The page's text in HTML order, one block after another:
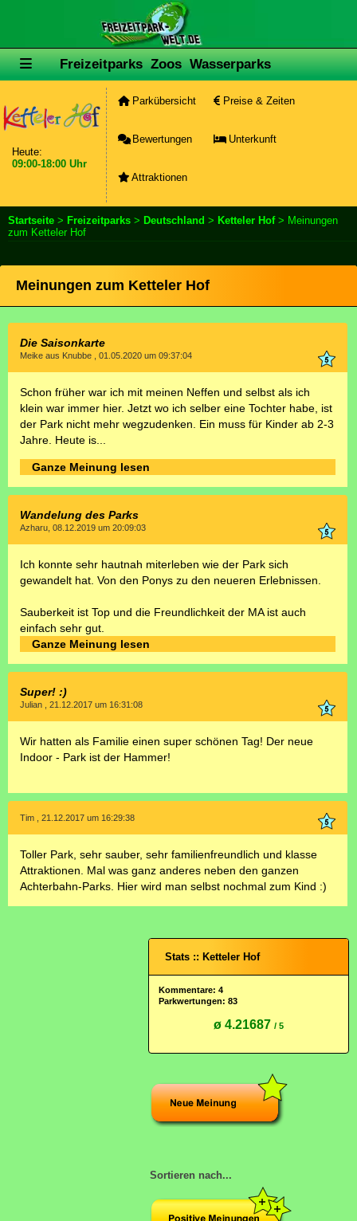
Freizeitparks Zoos Wasserparks
Heute:
09:00-18:00 Uhr
Parkübersicht Preise & Zeiten
Bewertungen Unterkunft
Attraktionen
Startseite > Freizeitparks > Deutschland > Ketteler Hof> Meinungen
zum Ketteler Hof
Meinungen zum Ketteler Hof
Die Saisonkarte
Meike aus Knubbe , 01.05.2020 um 09:37:04
Schon früher war ich mit meinen Neffen und selbst als ich
klein war immer hier. Jetzt wo ich selber eine Tochter habe, ist
der Park nicht mehr wegzudenken. Ein muss für Kinder ab 2-3
Jahre. Heute is...
Ganze Meinung lesen
Wandelung des Parks
Azharu, 08.12.2019 um 20:09:03
Ich konnte sehr hautnah miterleben wie der Park sich
gewandelt hat. Von den Ponys zu den neueren Erlebnissen.
Sauberkeit ist Top und die Freundlichkeit der MA ist auch
einfach sehr gut.
Ganze Meinung lesen
Super! :)
Julian , 21.12.2017 um 16:31:08
Wir hatten als Familie einen super schönen Tag! Der neue
Indoor - Park ist der Hammer!
Tim , 21.12.2017 um 16:29:38
Toller Park, sehr sauber, sehr familienfreundlich und klasse
Attraktionen. Mal was ganz anderes neben den ganzen
Achterbahn-Parks. Hier wird man selbst nochmal zum Kind :)
Stats :: Ketteler Hof
Kommentare: 4
Parkwertungen: 83
ø 4.21687 / 5
Sortieren nach...